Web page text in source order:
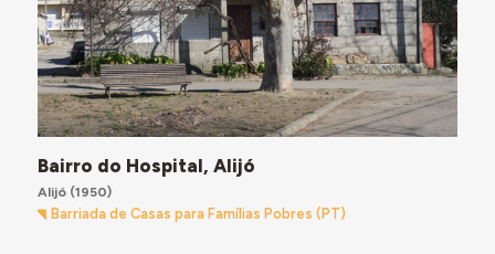
Bairro do Hospital, Alijó
Alijó(1950)
Barriada de Casas para Famílias Pobres (PT)